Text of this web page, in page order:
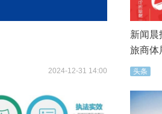
2024-12-31 14:00
新闻晨
旅商体
头条